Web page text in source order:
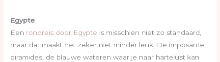
Egypte
Een rondreis door Egypte is misschien niet zo standaard,
maar dat maakt het zeker niet minder leuk. De imposante
piramides, de blauwe wateren waar je naar hartelust kan